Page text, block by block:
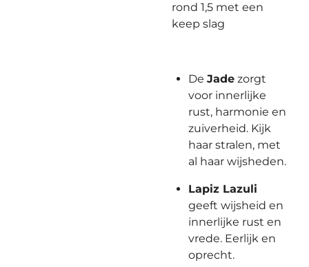
rond 1,5 met een
keep slag
De Jade zorgt
voor innerlijke
rust, harmonie en
zuiverheid. Kijk
haar stralen, met
al haar wijsheden.
Lapiz Lazuli
geeft wijsheid en
innerlijke rust en
vrede. Eerlijk en
oprecht.